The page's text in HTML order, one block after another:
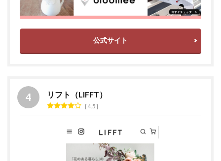
公式サイト
リフト（LIFFT）
4.5